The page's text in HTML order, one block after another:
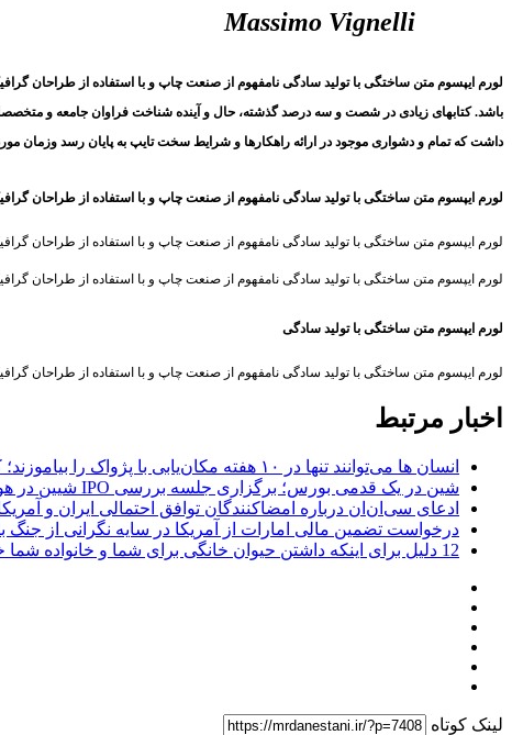
Massimo Vignelli
لورم ایپسوم متن ساختگی با تولید سادگی نامفهوم از صنعت چاپ و با استفاده از طراحان
باشد. کتابهای زیادی در شصت و سه درصد گذشته، حال و آینده شناخت فراوان جامعه و
داشت که تمام و دشواری موجود در ارائه راهکارها و شرایط سخت تایپ به پایان رسد وزمان
لورم ایپسوم متن ساختگی با تولید سادگی نامفهوم از صنعت چاپ و با استفاده از طراحان
لورم ایپسوم متن ساختگی با تولید سادگی نامفهوم از صنعت چاپ و با استفاده از طراحان
لورم ایپسوم متن ساختگی با تولید سادگی نامفهوم از صنعت چاپ و با استفاده از طراحان
لورم ایپسوم متن ساختگی با تولید سادگی
لورم ایپسوم متن ساختگی با تولید سادگی نامفهوم از صنعت چاپ و با استفاده از طراحان
اخبار مرتبط
انسان‌ ها می‌توانند تنها در ۱۰ هفته مکان‌یابی با پژواک را بیاموزند؛ کشف بازسیم‌کشی و تغییر ساختار مغز با مکان‌یابی صوتی
شین در یک قدمی بورس؛ برگزاری جلسه بررسی IPO شیین در هونگ‌کنگ در روز پنجشنبه
ادعای سی‌ان‌ان درباره امضاکنندگان توافق احتمالی ایران و
درخواست تضمین مالی امارات از آمریکا در سایه نگرانی از جنگ
12 دلیل برای اینکه داشتن حیوان خانگی برای شما و خانواده شما خوب است
لینک کوتاه